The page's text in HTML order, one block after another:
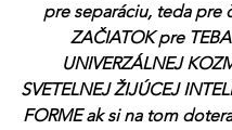
pre separáciu, teda pre
ZAČIATOK pre
UNIVERZÁLNEJ
SVETELNEJ ŽIJÚCEJ
FORME ak si na tom